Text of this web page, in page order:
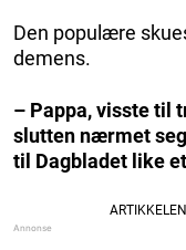
Den populære
demens.
– Pappa, visste til
slutten nærmet seg
til Dagbladet like